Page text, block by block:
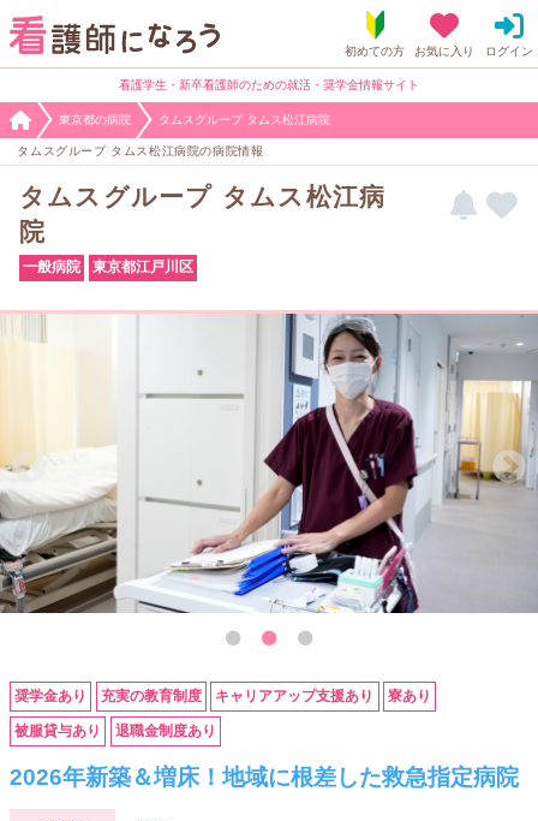
看護学生・新卒看護師のための就活・奨学金情報サイト
東京都の病院 タムスグループ タムス松江病院
タムスグループ タムス松江病院の病院情報
タムスグループ タムス松江病
院
一般病院 東京都江戸川区
奨学金あり 充実の教育制度 キャリアアップ支援あり 寮あり
被服貸与あり 退職金制度あり
2026年新築＆増床！地域に根差した救急指定病院